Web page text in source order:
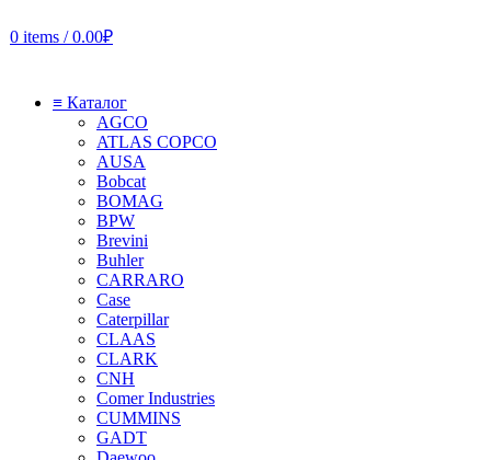
0 items / 0.00₽
≡ Каталог
AGCO
ATLAS COPCO
AUSA
Bobcat
BOMAG
BPW
Brevini
Buhler
CARRARO
Case
Caterpillar
CLAAS
CLARK
CNH
Comer Industries
CUMMINS
GADT